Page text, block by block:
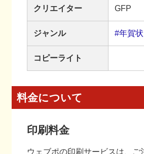
クリエイター GFP
ジャンル #年賀状
コピーライト
料金について
印刷料金
ウェブポの印刷サービスは、